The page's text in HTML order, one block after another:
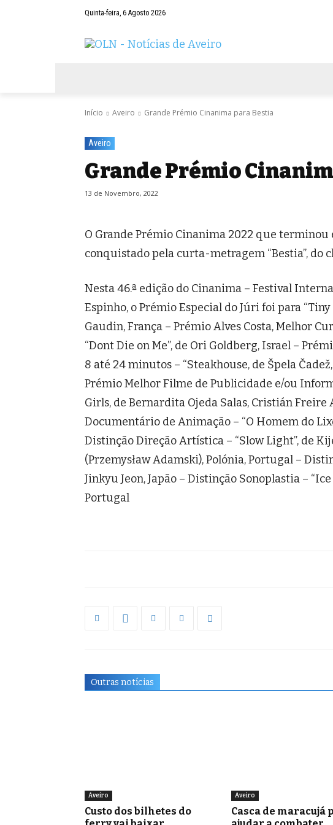
Quinta-feira, 6 Agosto 2026
Início Aveiro Grande Prémio Cinanima para Bestia
Aveiro
Grande Prémio
13 de Novembro, 2022
O Grande Prémio Cinanima 2022 que
conquistado pela curta-metragem “Bestia”, do
Nesta 46.ª edição do Cinanima – Festival
Espinho, o Prémio Especial do Júri foi para
Gaudin, França – Prémio Alves Costa, Melhor
“Dont Die on Me”, de Ori Goldberg, Israel –
8 até 24 minutos – “Steakhouse, de Špela
Prémio Melhor Filme de Publicidade e/ou
Girls, de Bernardita Ojeda Salas, Cristián
Documentário de Animação – “O Homem do
Distinção Direção Artística – “Slow Light”, de
(Przemysław Adamski), Polónia, Portugal –
Jinkyu Jeon, Japão – Distinção Sonoplastia –
Portugal
Outras notícias
Aveiro
Custo dos bilhetes do
Aveiro
Casca de maracujá